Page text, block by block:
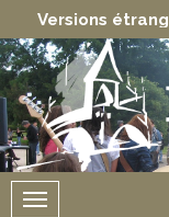
Powered by
Menu